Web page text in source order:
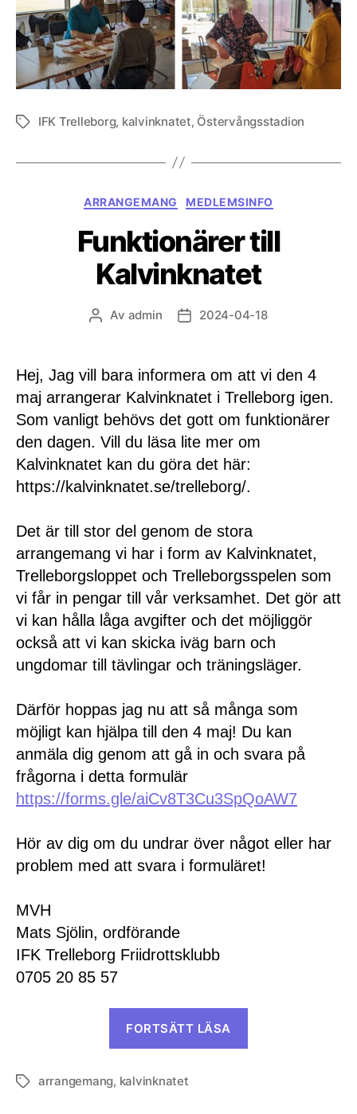
EtiketterIFK Trelleborg, kalvinknatet, Östervångsstadion
Kategorier
ARRANGEMANG MEDLEMSINFO
Funktionärer till
Kalvinknatet
Inläggsförfattare
Av admin Inläggsdatum
2024-04-18
Hej, Jag vill bara informera om att vi den 4
maj arrangerar Kalvinknatet i Trelleborg igen.
Som vanligt behövs det gott om funktionärer
den dagen. Vill du läsa lite mer om
Kalvinknatet kan du göra det här:
https://kalvinknatet.se/trelleborg/.
Det är till stor del genom de stora
arrangemang vi har i form av Kalvinknatet,
Trelleborgsloppet och Trelleborgsspelen som
vi får in pengar till vår verksamhet. Det gör att
vi kan hålla låga avgifter och det möjliggör
också att vi kan skicka iväg barn och
ungdomar till tävlingar och träningsläger.
Därför hoppas jag nu att så många som
möjligt kan hjälpa till den 4 maj! Du kan
anmäla dig genom att gå in och svara på
frågorna i detta formulär
https://forms.gle/aiCv8T3Cu3SpQoAW7
Hör av dig om du undrar över något eller har
problem med att svara i formuläret!
MVH
Mats Sjölin, ordförande
IFK Trelleborg Friidrottsklubb
0705 20 85 57
FORTSÄTT LÄSA
Etiketterarrangemang, kalvinknatet